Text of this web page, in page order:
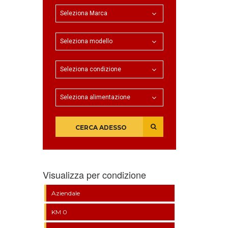
CERCA ADESSO
Visualizza per condizione
Aziendale
KM 0